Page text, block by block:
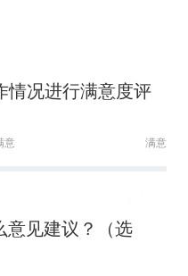
情况进行满意度评
意 满意
意见建议？（选